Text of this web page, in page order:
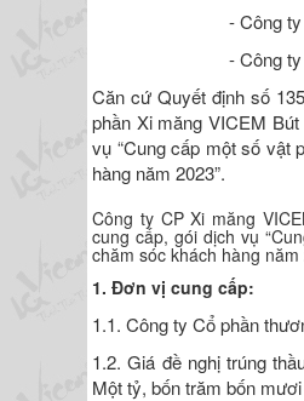
- Công
- Công
Căn cứ Quyết định số
phần Xi măng VICEM
vụ “Cung cấp một số vật
hàng năm 2023”.
Công ty CP Xi măng
cung cấp, gói dịch vụ
chăm sóc khách hàng năm
1. Đơn vị cung cấp:
1.1. Công ty Cổ phần
1.2. Giá đề nghị trúng
Một tỷ, bốn trăm bốn